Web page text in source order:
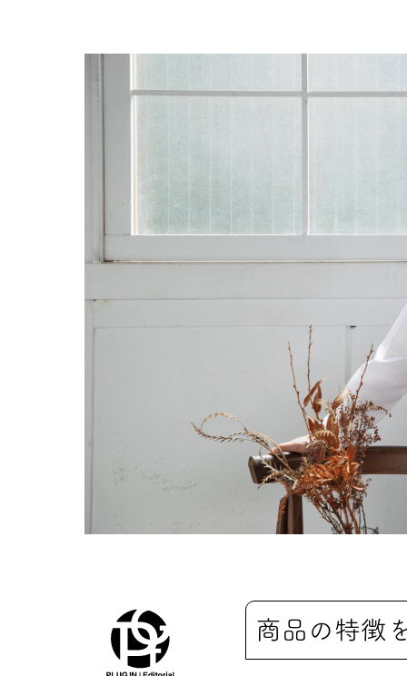
商品の特徴